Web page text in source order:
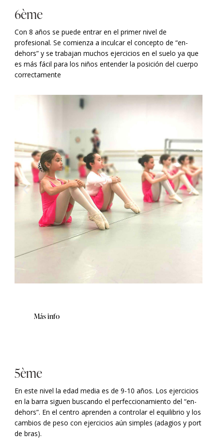
6ème
Con 8 años se puede entrar en el primer nivel de
profesional. Se comienza a inculcar el concepto de “en-
dehors” y se trabajan muchos ejercicios en el suelo ya que
es más fácil para los niños entender la posición del cuerpo
correctamente
Más info
5ème
En este nivel la edad media es de 9-10 años. Los ejercicios
en la barra siguen buscando el perfeccionamiento del “en-
dehors”. En el centro aprenden a controlar el equilibrio y los
cambios de peso con ejercicios aún simples (adagios y port
de bras).